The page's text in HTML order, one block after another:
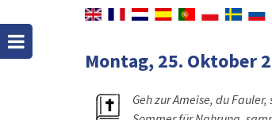
Montag, 25. Oktober
Geh zur Ameise, du